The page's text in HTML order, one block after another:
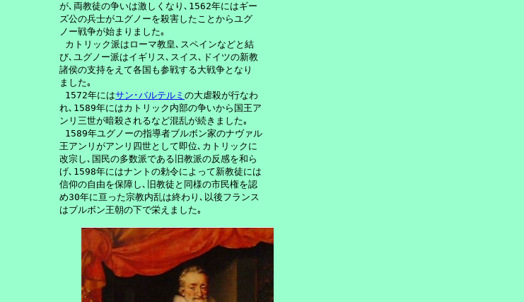
が､両教徒の争いは激しくなり､1562年にはギー
ズ公の兵士がユグノーを殺害したことからユグ
ノー戦争が始まりました｡
カトリック派はローマ教皇､スペインなどと結
び､ユグノー派はイギリス､スイス､ドイツの新教
諸侯の支持をえて各国も参戦する大戦争となり
ました｡
1572年にはサン･バルテルミ の大虐殺が行なわ
れ､1589年にはカトリック内部の争いから国王ア
ンリ三世が暗殺されるなど混乱が続きました｡
1589年ユグノーの指導者ブルボン家のナヴァル
王アンリがアンリ四世として即位､カトリックに
改宗し､国民の多数派である旧教派の反感を和ら
げ､1598年にはナントの勅令によって新教徒には
信仰の自由を保障し､旧教徒と同様の市民権を認
め30年に亘った宗教内乱は終わり､以後フランス
はブルボン王朝の下で栄えました｡